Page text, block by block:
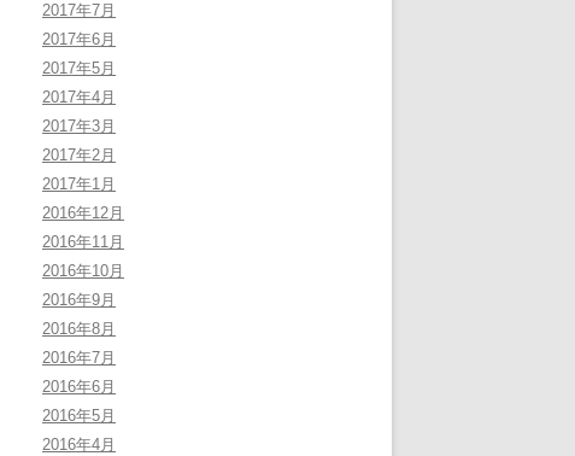
2017年7月
2017年6月
2017年5月
2017年4月
2017年3月
2017年2月
2017年1月
2016年12月
2016年11月
2016年10月
2016年9月
2016年8月
2016年7月
2016年6月
2016年5月
2016年4月